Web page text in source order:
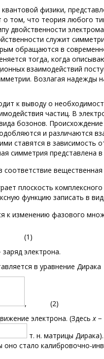
физики,
о том, что теория любого
двойственности
служит
обращаются в
тогда, когда
взаимодействий
Возлагая надежды
к выводу о
частиц. В
бозонов.
и различаются
ставятся в зависимость
симметрия представлена
соответствие
плоскость
функцию записать в
к изменению фазового
электрона.
в уравнение Дирака
, (2)
электрона. (Здесьx −
т. н. матрицы
оно стало калибровочно-